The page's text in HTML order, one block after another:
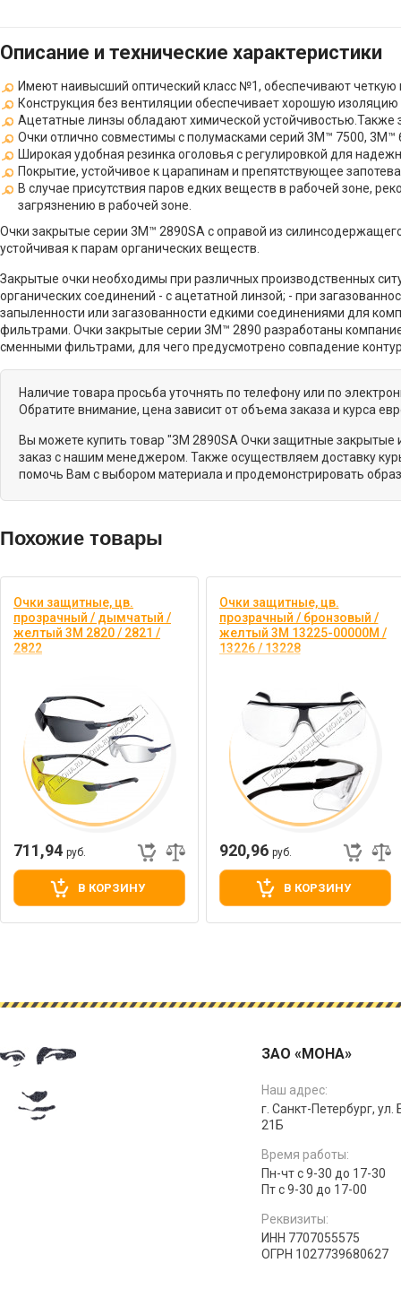
Описание и технические характеристики
Имеют наивысший оптический класс №1, обеспечивают
Конструкция без вентиляции обеспечивает хорошую изоляцию
Ацетатные линзы обладают химической
Очки отлично совместимы с полумасками серий 3М™ 7500, 3М™
Широкая удобная резинка оголовья с регулировкой для
Покрытие, устойчивое к царапинам и препятствующее
В случае присутствия паров едких веществ в рабочей зоне,
загрязнению в рабочей зоне.
Очки закрытые серии 3М™ 2890SA с оправой из
устойчивая к парам органических веществ.
Закрытые очки необходимы при различных производственных
органических соединений - с ацетатной линзой; - при
запыленности или загазованности едкими соединениями для
фильтрами. Очки закрытые серии 3M™ 2890 разработаны
сменными фильтрами, для чего предусмотрено совпадение
Наличие товара просьба уточнять по телефону или по
Обратите внимание, цена зависит от объема заказа и курса
Вы можете купить товар "3M 2890SA Очки защитные
заказ с нашим менеджером. Также осуществляем доставку
помочь Вам с выбором материала и продемонстрировать
Похожие товары
Очки защитные, цв.
прозрачный / дымчатый /
желтый 3M 2820 / 2821 /
2822
711,94 руб.
В КОРЗИНУ
Очки защитные, цв.
прозрачный / бронзовый /
желтый 3M 13225-00000M /
13226 / 13228
защита. Покрытие DX. 100% УФ
защита
920,96 руб.
В КОРЗИНУ
ЗАО «МОНА»
Наш адрес:
г. Санкт-Петербург,
21Б
Время работы:
Пн-чт с 9-30 до 17-30
Пт с 9-30 до 17-00
Реквизиты:
ИНН 7707055575
ОГРН 1027739680627